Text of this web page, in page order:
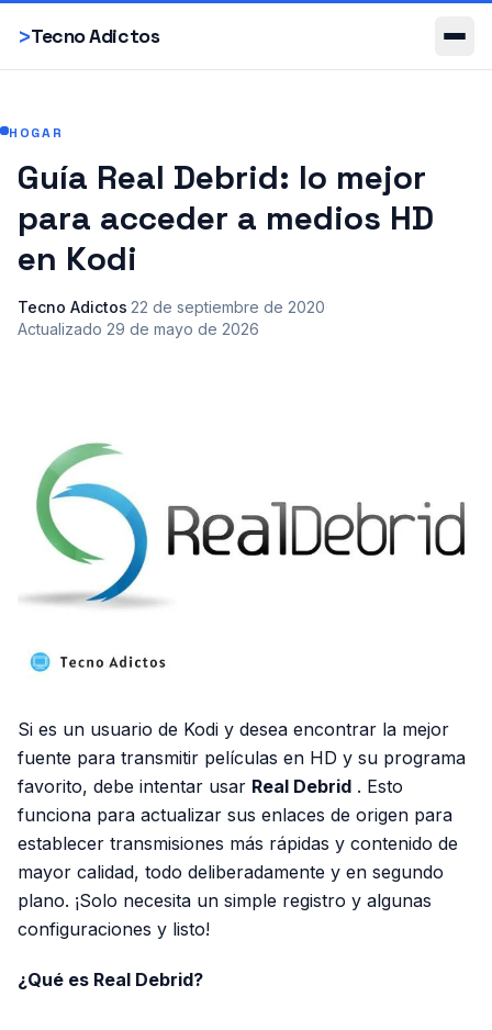
>Tecno Adictos
Smartphones
HOGAR
Guía Real Debrid: lo mejor
para acceder a medios HD
en Kodi
Tecno Adictos·22 de septiembre de 2020·
Actualizado 29 de mayo de 2026
Si es un usuario de Kodi y desea encontrar la mejor
fuente para transmitir películas en HD y su programa
favorito, debe intentar usar Real Debrid . Esto
funciona para actualizar sus enlaces de origen para
establecer transmisiones más rápidas y contenido de
mayor calidad, todo deliberadamente y en segundo
plano. ¡Solo necesita un simple registro y algunas
configuraciones y listo!
¿Qué es Real Debrid?